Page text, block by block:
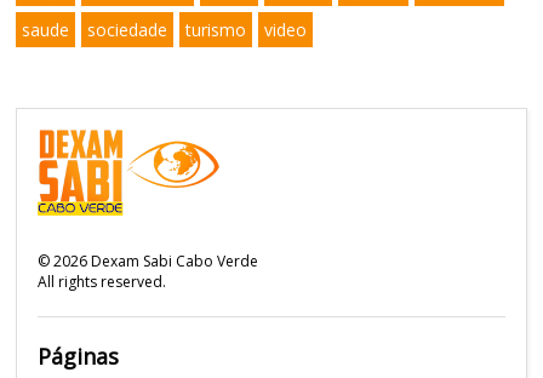
saude
sociedade turismo video
©2026Dexam Sabi Cabo Verde
All rights reserved.
Páginas